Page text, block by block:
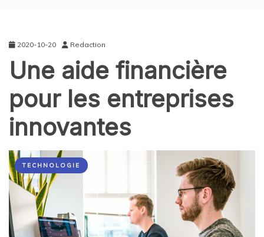
2020-10-20 Redaction
Une aide financière
pour les entreprises
innovantes
TECHNOLOGIE